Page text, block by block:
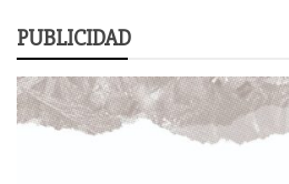
PUBLICIDAD